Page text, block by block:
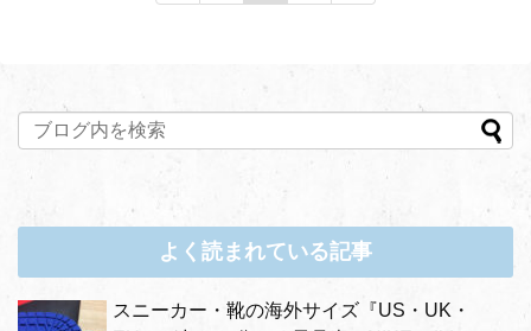
よく読まれている記事
スニーカー・靴の海外サイズ『US・UK・